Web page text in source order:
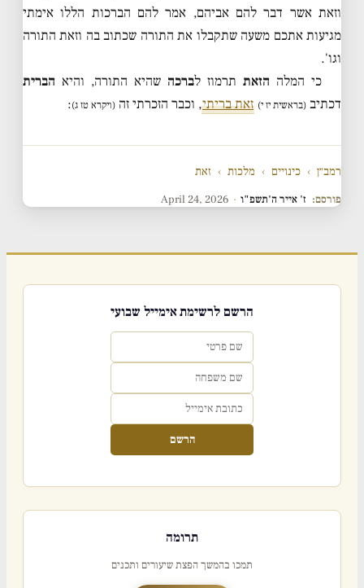
וזאת אשר דבר להם אביהם, אמר להם הברכות הללו אימתי
מגיעות אתכם משעה שתקבלו את התורה שכתוב בה וזאת התורה
וגו'.
כי המלה הזאתתרמוז לברכה שהיא התורה, והיא הברית
דכתיב (בראשית יז י) זאת בריתי, וכבר הזכרתי זה (ויקרא טז ג):
רמב״ן › כינויים › מלכות › זאת
פורסם: ז' אייר ה'תשפ"ו ·
April 24, 2026
הרשם לרשימת אימייל שבועי
הרשם
תרומה
תמכו בהמשך הפצת שיעורים ותכנים